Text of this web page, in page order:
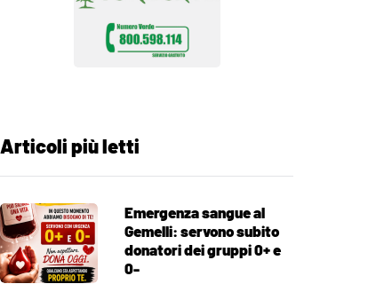
Articoli più letti
Emergenza sangue al
Gemelli: servono subito
donatori dei gruppi 0+ e
0-